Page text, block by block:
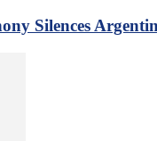
Silences